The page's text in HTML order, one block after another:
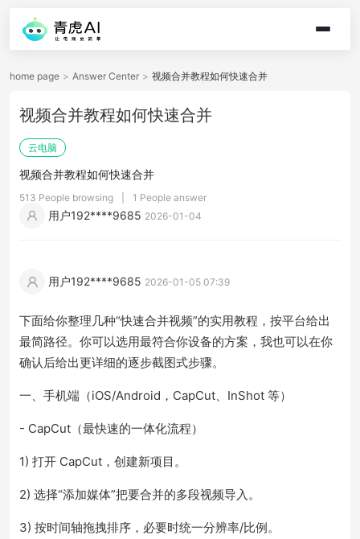
home page > Answer Center > 视频合并教程如何快速合并
视频合并教程如何快速合并
云电脑
视频合并教程如何快速合并
513 People browsing 1 People answer
用户192****9685 2026-01-04
用户192****9685 2026-01-05 07:39
下面给你整理几种“快速合并视频”的实用教程，按平台给出
最简路径。你可以选用最符合你设备的方案，我也可以在你
确认后给出更详细的逐步截图式步骤。
一、手机端（iOS/Android，CapCut、InShot 等）
- CapCut（最快速的一体化流程）
1) 打开 CapCut，创建新项目。
2) 选择“添加媒体”把要合并的多段视频导入。
3) 按时间轴拖拽排序，必要时统一分辨率/比例。